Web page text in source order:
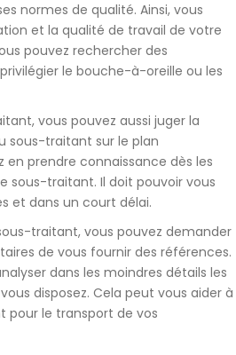
normes de qualité. Ainsi, vous
et la qualité de travail de votre
pouvez rechercher des
le bouche-à-oreille ou les
vous pouvez aussi juger la
sous-traitant sur le plan
en prendre connaissance dès les
sous-traitant. Il doit pouvoir vous
et dans un court délai.
traitant, vous pouvez demander
de vous fournir des références.
dans les moindres détails les
disposez. Cela peut vous aider à
pour le transport de vos